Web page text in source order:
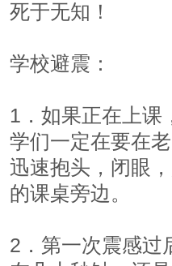
死于无知！
学校避震：
1．如果正在上课
学们一定在要在
迅速抱头，闭眼
的课桌旁边。
2．第一次震感过